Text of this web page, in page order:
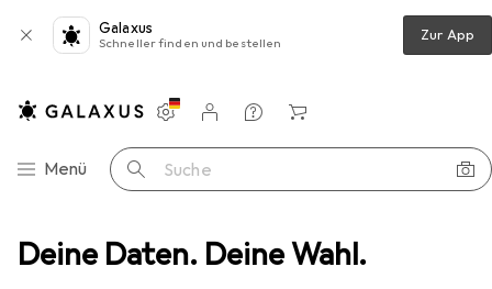
Deine Daten. Deine Wahl.
Galaxus
Schneller finden und bestellen Zur App
Navigation nach Kategorien
Menü Suche
Einstellungen
Kundenkonto
Vergleichslisten
Merklisten
Warenkorb
Babymatratze Julius Zöllner Air Allround